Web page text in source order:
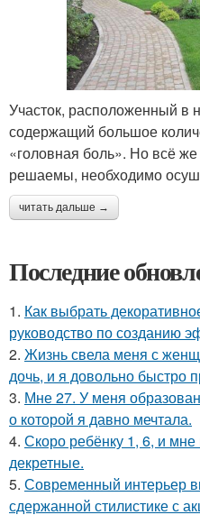
Участок, расположенный в
содержащий большое
«головная боль». Но всё
решаемы, необходимо
читать дальше →
Последние
1. Как выбрать
руководство по созданию
2. Жизнь свела меня с
дочь, и я довольно быстро
3. Мне 27. У меня
о которой я давно мечтала.
4. Скоро ребёнку 1, 6, и мне
декретные.
5. Современный интерьер
сдержанной стилистике с